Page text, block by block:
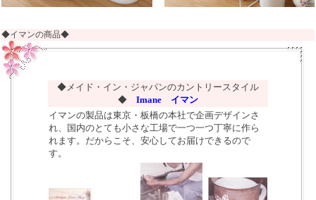
◆イマンの商品◆
◆メイド・イン・ジャパンのカントリースタイル
◆ Imane イマン
イマンの製品は東京・板橋の本社で企画デザインさ
れ、国内のとても小さな工場で一つ一つ丁寧に作ら
れます。だからこそ、安心してお届けできるので
す。